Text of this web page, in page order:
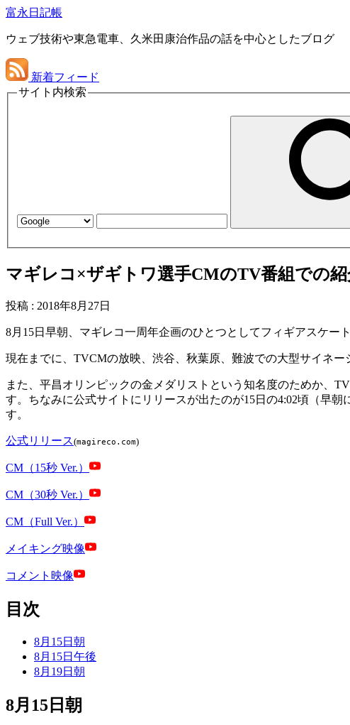
富永日記帳
ウェブ技術や東急電車、久米田康治作品の話を中心としたブログ
新着フィード
サイト内検索
マギレコ×ザギトワ選手CMのTV番組での紹
投稿 : 2018年8月27日
8月15日早朝、マギレコ一周年企画のひとつとしてフィギアスケー
現在までに、TVCMの放映、渋谷、秋葉原、難波での大型サイネ
また、平昌オリンピックの金メダリストという知名度のためか、
す。ちなみに公式サイトにリリースが出たのが15日の4:02頃（早
す。
公式リリース(magireco.com)
CM（15秒 Ver.）
CM（30秒 Ver.）
CM（Full Ver.）
メイキング映像
コメント映像
目次
8月15日朝
8月15日午後
8月19日朝
8月15日朝